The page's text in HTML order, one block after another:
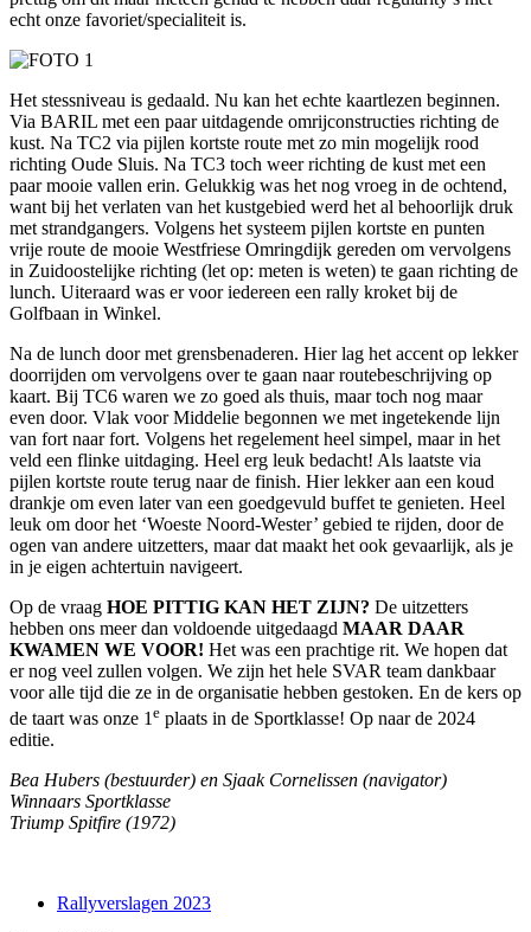
echt onze favoriet/specialiteit is.
Het stessniveau is gedaald. Nu kan het echte kaartlezen beginnen.
Via BARIL met een paar uitdagende omrijconstructies richting de
kust. Na TC2 via pijlen kortste route met zo min mogelijk rood
richting Oude Sluis. Na TC3 toch weer richting de kust met een
paar mooie vallen erin. Gelukkig was het nog vroeg in de ochtend,
want bij het verlaten van het kustgebied werd het al behoorlijk druk
met strandgangers. Volgens het systeem pijlen kortste en punten
vrije route de mooie Westfriese Omringdijk gereden om vervolgens
in Zuidoostelijke richting (let op: meten is weten) te gaan richting de
lunch. Uiteraard was er voor iedereen een rally kroket bij de
Golfbaan in Winkel.
Na de lunch door met grensbenaderen. Hier lag het accent op lekker
doorrijden om vervolgens over te gaan naar routebeschrijving op
kaart. Bij TC6 waren we zo goed als thuis, maar toch nog maar
even door. Vlak voor Middelie begonnen we met ingetekende lijn
van fort naar fort. Volgens het regelement heel simpel, maar in het
veld een flinke uitdaging. Heel erg leuk bedacht! Als laatste via
pijlen kortste route terug naar de finish. Hier lekker aan een koud
drankje om even later van een goedgevuld buffet te genieten. Heel
leuk om door het ‘Woeste Noord-Wester’ gebied te rijden, door de
ogen van andere uitzetters, maar dat maakt het ook gevaarlijk, als je
in je eigen achtertuin navigeert.
Op de vraag HOE PITTIG KAN HET ZIJN? De uitzetters
hebben ons meer dan voldoende uitgedaagd MAAR DAAR
KWAMEN WE VOOR! Het was een prachtige rit. We hopen dat
er nog veel zullen volgen. We zijn het hele SVAR team dankbaar
voor alle tijd die ze in de organisatie hebben gestoken. En de kers op
de taart was onze 1 e plaats in de Sportklasse! Op naar de 2024
editie.
Bea Hubers (bestuurder) en Sjaak Cornelissen (navigator)
Winnaars Sportklasse
Triump Spitfire (1972)
Rallyverslagen 2023